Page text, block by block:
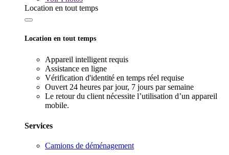
Location en tout temps
Location en tout temps
Appareil intelligent requis
Assistance en ligne
Vérification d'identité en temps réel requise
Ouvert 24 heures par jour, 7 jours par semaine
Le retour du client nécessite l’utilisation d’un appareil
mobile.
Services
Camions de déménagement